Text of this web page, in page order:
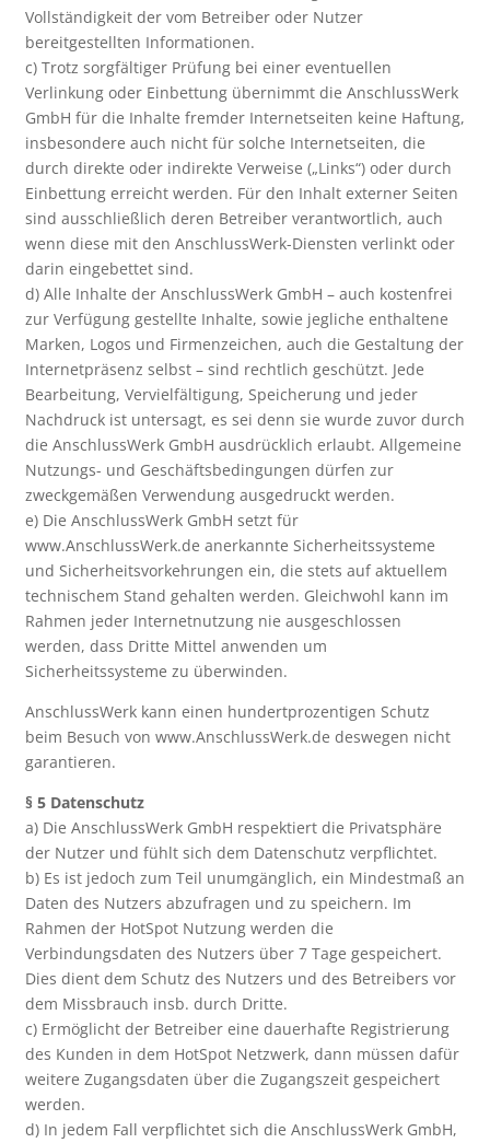
Vollständigkeit der vom Betreiber oder Nutzer
bereitgestellten Informationen.
c) Trotz sorgfältiger Prüfung bei einer eventuellen
Verlinkung oder Einbettung übernimmt die AnschlussWerk
GmbH für die Inhalte fremder Internetseiten keine Haftung,
insbesondere auch nicht für solche Internetseiten, die
durch direkte oder indirekte Verweise („Links“) oder durch
Einbettung erreicht werden. Für den Inhalt externer Seiten
sind ausschließlich deren Betreiber verantwortlich, auch
wenn diese mit den AnschlussWerk-Diensten verlinkt oder
darin eingebettet sind.
d) Alle Inhalte der AnschlussWerk GmbH – auch kostenfrei
zur Verfügung gestellte Inhalte, sowie jegliche enthaltene
Marken, Logos und Firmenzeichen, auch die Gestaltung der
Internetpräsenz selbst – sind rechtlich geschützt. Jede
Bearbeitung, Vervielfältigung, Speicherung und jeder
Nachdruck ist untersagt, es sei denn sie wurde zuvor durch
die AnschlussWerk GmbH ausdrücklich erlaubt. Allgemeine
Nutzungs- und Geschäftsbedingungen dürfen zur
zweckgemäßen Verwendung ausgedruckt werden.
e) Die AnschlussWerk GmbH setzt für
www.AnschlussWerk.de anerkannte Sicherheitssysteme
und Sicherheitsvorkehrungen ein, die stets auf aktuellem
technischem Stand gehalten werden. Gleichwohl kann im
Rahmen jeder Internetnutzung nie ausgeschlossen
werden, dass Dritte Mittel anwenden um
Sicherheitssysteme zu überwinden.
AnschlussWerk kann einen hundertprozentigen Schutz
beim Besuch von www.AnschlussWerk.de deswegen nicht
garantieren.
§ 5 Datenschutz
a) Die AnschlussWerk GmbH respektiert die Privatsphäre
der Nutzer und fühlt sich dem Datenschutz verpflichtet.
b) Es ist jedoch zum Teil unumgänglich, ein Mindestmaß an
Daten des Nutzers abzufragen und zu speichern. Im
Rahmen der HotSpot Nutzung werden die
Verbindungsdaten des Nutzers über 7 Tage gespeichert.
Dies dient dem Schutz des Nutzers und des Betreibers vor
dem Missbrauch insb. durch Dritte.
c) Ermöglicht der Betreiber eine dauerhafte Registrierung
des Kunden in dem HotSpot Netzwerk, dann müssen dafür
weitere Zugangsdaten über die Zugangszeit gespeichert
werden.
d) In jedem Fall verpflichtet sich die AnschlussWerk GmbH,